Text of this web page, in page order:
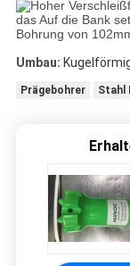
Umbau:
Prägebohrer Stahl